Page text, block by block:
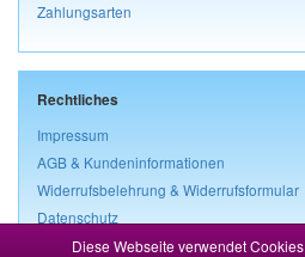
Diese Webseite verwendet
Zahlungsarten
Rechtliches
Impressum
AGB & Kundeninformationen
Widerrufsbelehrung & Widerrufsformular
Datenschutz